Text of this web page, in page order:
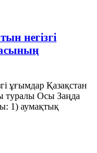
негізгі
ұғымдар Қазақстан
туралы Осы Заңда
1) аумақтық